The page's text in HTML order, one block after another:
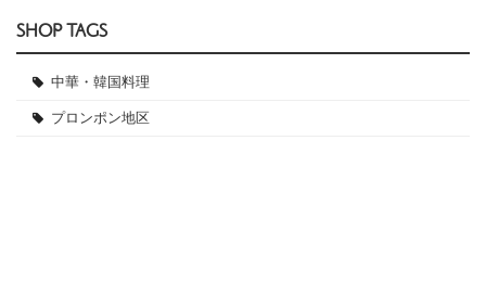
SHOP TAGS
中華・韓国料理
プロンポン地区